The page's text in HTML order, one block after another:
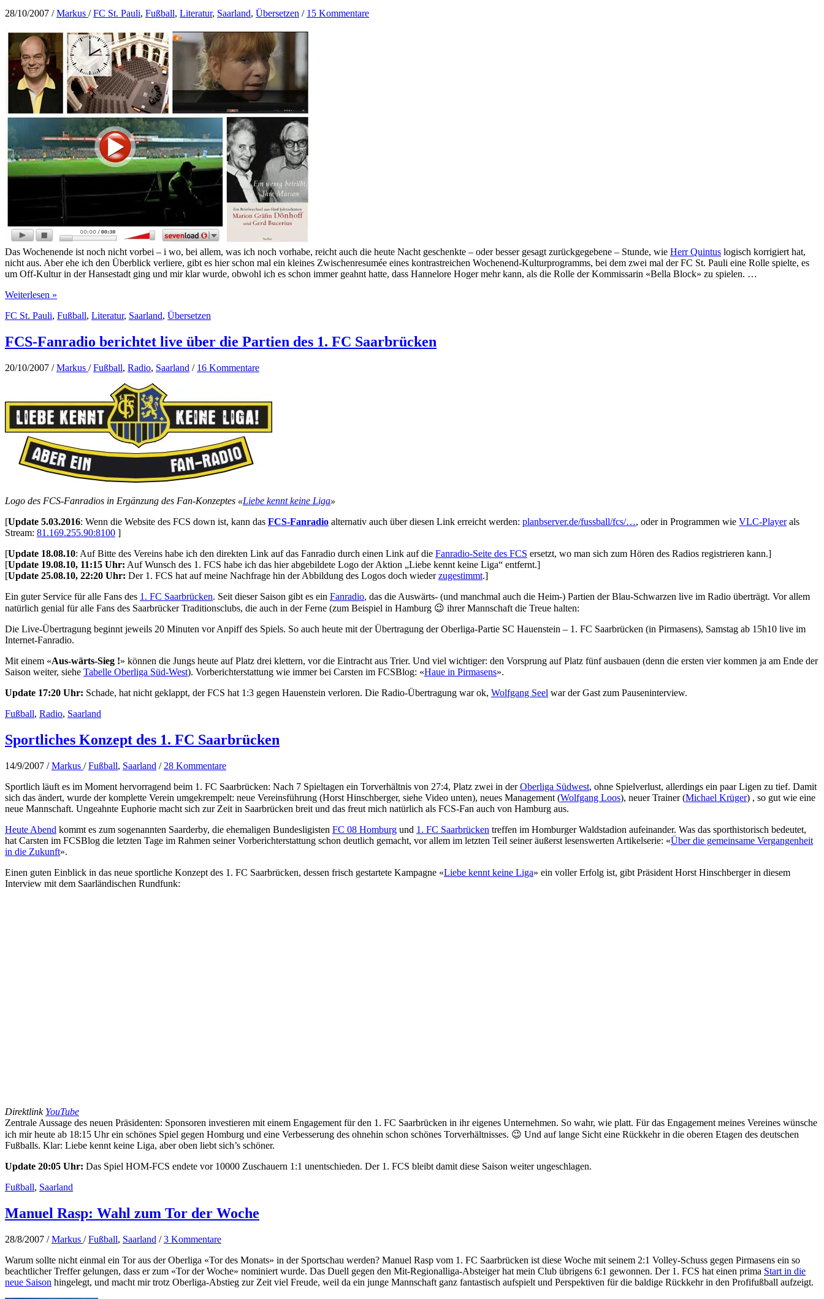
28/10/2007 /Markus /FC St. Pauli, Fußball, Literatur, Saarland, Übersetzen / 15 Kommentare
Das Wochenende ist noch nicht vorbei – i wo, bei allem, was ich noch vorhabe, reicht auch die heute Nacht geschenkte – oder besser gesagt zurückgegebene – Stunde, wie Herr Quintus logisch korrigiert hat,
nicht aus. Aber ehe ich den Überblick verliere, gibt es hier schon mal ein kleines Zwischenresumée eines kontrastreichen Wochenend-Kulturprogramms, bei dem zwei mal der FC St. Pauli eine Rolle spielte, es
um Off-Kultur in der Hansestadt ging und mir klar wurde, obwohl ich es schon immer geahnt hatte, dass Hannelore Hoger mehr kann, als die Rolle der Kommissarin «Bella Block» zu spielen. …
Zweimal
Off-
und
ein
mit
Weiterlesen »
FC St. Pauli, Fußball, Literatur, Saarland, Übersetzen
FCS-Fanradio berichtet live über die Partien des 1. FC Saarbrücken
20/10/2007 /Markus /Fußball, Radio, Saarland / 16 Kommentare
Logo des FCS-Fanradios in Ergänzung des Fan-Konzeptes «Liebe kennt keine Liga»
[Update 5.03.2016: Wenn die Website des FCS down ist, kann das FCS-Fanradio alternativ auch über diesen Link erreicht werden: planbserver.de/fussball/fcs/…, oder in Programmen wie VLC-Playerals
Stream: 81.169.255.90:8100 ]
[Update 18.08.10: Auf Bitte des Vereins habe ich den direkten Link auf das Fanradio durch einen Link auf die Fanradio-Seite des FCS ersetzt, wo man sich zum Hören des Radios registrieren kann.]
[Update 19.08.10, 11:15 Uhr: Auf Wunsch des 1. FCS habe ich das hier abgebildete Logo der Aktion „Liebe kennt keine Liga“ entfernt.]
[Update 25.08.10, 22:20 Uhr: Der 1. FCS hat auf meine Nachfrage hin der Abbildung des Logos doch wiederzugestimmt.]
Ein guter Service für alle Fans des 1. FC Saarbrücken. Seit dieser Saison gibt es ein Fanradio, das die Auswärts- (und manchmal auch die Heim-) Partien der Blau-Schwarzen live im Radio überträgt. Vor allem
natürlich genial für alle Fans des Saarbrücker Traditionsclubs, die auch in der Ferne (zum Beispiel in Hamburg 😉 ihrer Mannschaft die Treue halten:
Die Live-Übertragung beginnt jeweils 20 Minuten vor Anpiff des Spiels. So auch heute mit der Übertragung der Oberliga-Partie SC Hauenstein – 1. FC Saarbrücken (in Pirmasens), Samstag ab 15h10 live im
Internet-Fanradio.
Mit einem «Aus-wärts-Sieg !» können die Jungs heute auf Platz drei klettern, vor die Eintracht aus Trier. Und viel wichtiger: den Vorsprung auf Platz fünf ausbauen (denn die ersten vier kommen ja am Ende der
Saison weiter, siehe Tabelle Oberliga Süd-West). Vorberichterstattung wie immer bei Carsten im FCSBlog: «Haue in Pirmasens».
Update 17:20 Uhr: Schade, hat nicht geklappt, der FCS hat 1:3 gegen Hauenstein verloren. Die Radio-Übertragung war ok, Wolfgang Seel war der Gast zum Pauseninterview.
Fußball, Radio, Saarland
Sportliches Konzept des 1. FC Saarbrücken
14/9/2007 /Markus /Fußball, Saarland / 28 Kommentare
Sportlich läuft es im Moment hervorragend beim 1. FC Saarbrücken: Nach 7 Spieltagen ein Torverhältnis von 27:4, Platz zwei in derOberliga Südwest, ohne Spielverlust, allerdings ein paar Ligen zu tief. Damit
sich das ändert, wurde der komplette Verein umgekrempelt: neue Vereinsführung (Horst Hinschberger, siehe Video unten), neues Management (Wolfgang Loos), neuer Trainer (Michael Krüger) , so gut wie eine
neue Mannschaft. Ungeahnte Euphorie macht sich zur Zeit in Saarbrücken breit und das freut mich natürlich als FCS-Fan auch von Hamburg aus.
Heute Abend kommt es zum sogenannten Saarderby, die ehemaligen Bundesligisten FC 08 Homburg und 1. FC Saarbrücken treffen im Homburger Waldstadion aufeinander. Was das sporthistorisch bedeutet,
hat Carsten im FCSBlog die letzten Tage im Rahmen seiner Vorberichterstattung schon deutlich gemacht, vor allem im letzten Teil seiner äußerst lesenswerten Artikelserie: «Über die gemeinsame Vergangenheit
in die Zukunft».
Einen guten Einblick in das neue sportliche Konzept des 1. FC Saarbrücken, dessen frisch gestartete Kampagne «Liebe kennt keine Liga» ein voller Erfolg ist, gibt Präsident Horst Hinschberger in diesem
Interview mit dem Saarländischen Rundfunk:
Direktlink YouTube
Zentrale Aussage des neuen Präsidenten: Sponsoren investieren mit einem Engagement für den 1. FC Saarbrücken in ihr eigenes Unternehmen. So wahr, wie platt. Für das Engagement meines Vereines wünsche
ich mir heute ab 18:15 Uhr ein schönes Spiel gegen Homburg und eine Verbesserung des ohnehin schon schönes Torverhältnisses. 😉 Und auf lange Sicht eine Rückkehr in die oberen Etagen des deutschen
Fußballs. Klar: Liebe kennt keine Liga, aber oben liebt sich’s schöner.
Update 20:05 Uhr: Das Spiel HOM-FCS endete vor 10000 Zuschauern 1:1 unentschieden. Der 1. FCS bleibt damit diese Saison weiter ungeschlagen.
Fußball, Saarland
Manuel Rasp: Wahl zum Tor der Woche
28/8/2007 /Markus /Fußball, Saarland /3 Kommentare
Warum sollte nicht einmal ein Tor aus der Oberliga «Tor des Monats» in der Sportschau werden? Manuel Rasp vom 1. FC Saarbrücken ist diese Woche mit seinem 2:1 Volley-Schuss gegen Pirmasens ein so
beachtlicher Treffer gelungen, dass er zum «Tor der Woche» nominiert wurde. Das Duell gegen den Mit-Regionalliga-Absteiger hat mein Club übrigens 6:1 gewonnen. Der 1. FCS hat einen prima Start in die
neue Saison hingelegt, und macht mir trotz Oberliga-Abstieg zur Zeit viel Freude, weil da ein junge Mannschaft ganz fantastisch aufspielt und Perspektiven für die baldige Rückkehr in den Profifußball aufzeigt.